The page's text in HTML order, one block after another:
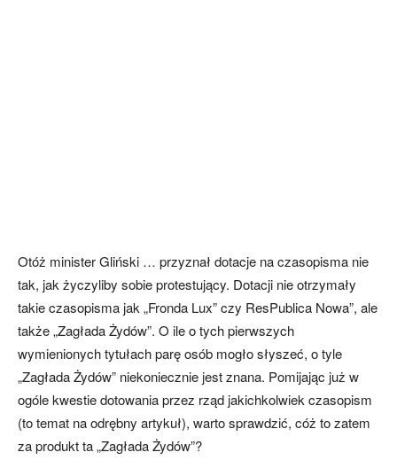
Otóż minister Gliński … przyznał dotacje na czasopisma nie
tak, jak życzyliby sobie protestujący. Dotacji nie otrzymały
takie czasopisma jak „Fronda Lux” czy ResPublica Nowa”, ale
także „Zagłada Żydów”. O ile o tych pierwszych
wymienionych tytułach parę osób mogło słyszeć, o tyle
„Zagłada Żydów” niekoniecznie jest znana. Pomijając już w
ogóle kwestie dotowania przez rząd jakichkolwiek czasopism
(to temat na odrębny artykuł), warto sprawdzić, cóż to zatem
za produkt ta „Zagłada Żydów”?